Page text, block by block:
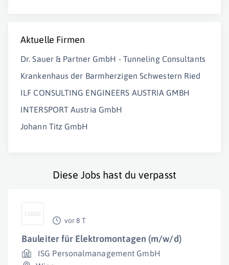
Aktuelle Firmen
Dr. Sauer & Partner GmbH - Tunneling Consultants
Krankenhaus der Barmherzigen Schwestern Ried
ILF CONSULTING ENGINEERS AUSTRIA GMBH
INTERSPORT Austria GmbH
Johann Titz GmbH
Diese Jobs hast du verpasst
vor 8 T
Bauleiter für Elektromontagen (m/w/d)
ISG Personalmanagement GmbH